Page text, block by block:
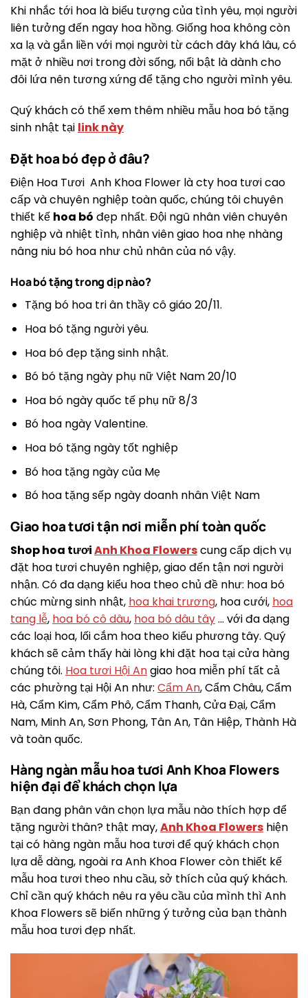
Khi nhắc tới hoa là biểu tượng của tình yêu, mọi người
liên tưởng đến ngay hoa hồng. Giống hoa không còn
xa lạ và gắn liền với mọi người từ cách đây khá lâu, có
mặt ở nhiều nơi trong đời sống, nổi bật là dành cho
đôi lứa nên tương xứng để tặng cho người mình yêu.
Quý khách có thể xem thêm nhiều mẫu hoa bó tặng
sinh nhật tại link này
Đặt hoa bó đẹp ở đâu?
Điện Hoa Tươi Anh Khoa Flower là cty hoa tươi cao
cấp và chuyên nghiệp toàn quốc, chúng tôi chuyên
thiết kế hoa bó đẹp nhất. Đội ngũ nhân viên chuyên
nghiệp và nhiệt tình, nhân viên giao hoa nhẹ nhàng
nâng niu bó hoa như chủ nhân của nó vậy.
Hoa bó tặng trong dịp nào?
Tặng bó hoa tri ân thầy cô giáo 20/11.
Hoa bó tặng người yêu.
Hoa bó đẹp tặng sinh nhật.
Bó bó tặng ngày phụ nữ Việt Nam 20/10
Hoa bó ngày quốc tế phụ nữ 8/3
Bó hoa ngày Valentine.
Hoa bó tặng ngày tốt nghiệp
Bó hoa tặng ngày của Mẹ
Bó hoa tặng sếp ngày doanh nhân Việt Nam
Giao hoa tươi tận nơi miễn phí toàn quốc
Shop hoa tươiAnh Khoa Flowerscung cấp dịch vụ
đặt hoa tươi chuyên nghiệp, giao đến tận nơi người
nhận. Có đa dạng kiểu hoa theo chủ đề như: hoa bó
chúc mừng sinh nhật, hoa khai trương, hoa cưới, hoa
tang lễ, hoa bó cô dâu, hoa bó dâu tây… với đa dạng
các loại hoa, lối cắm hoa theo kiểu phương tây. Quý
khách sẽ cảm thấy hài lòng khi đặt hoa tại cửa hàng
chúng tôi. Hoa tươi Hội Angiao hoa miễn phí tất cả
các phường tại Hội An như: Cẩm An, Cẩm Châu, Cẩm
Hà, Cẩm Kim, Cẩm Phô, Cẩm Thanh, Cửa Đại, Cẩm
Nam, Minh An, Sơn Phong, Tân An, Tân Hiệp, Thành Hà
và toàn quốc.
Hàng ngàn mẫu hoa tươi Anh Khoa Flowers
hiện đại để khách chọn lựa
Bạn đang phân vân chọn lựa mẫu nào thích hợp để
tặng người thân? thật may,Anh Khoa Flowers hiện
tại có hàng ngàn mẫu hoa tươi để quý khách chọn
lựa dễ dàng, ngoài ra Anh Khoa Flower còn thiết kế
mẫu hoa tươi theo nhu cầu, sở thích của quý khách.
Chỉ cần quý khách nêu ra yêu cầu của mình thì Anh
Khoa Flowers sẽ biến những ý tưởng của bạn thành
mẫu hoa tươi đẹp nhất.